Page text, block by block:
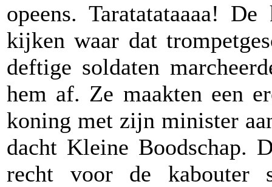
opeens. Taratatataaaa!
kijken waar dat
deftige soldaten
hem af. Ze maakten een
koning met zijn minister
dacht Kleine Boodschap.
recht voor de kabouter